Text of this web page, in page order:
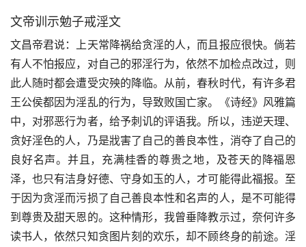
文帝训示勉子戒淫文
文昌帝君说：上天常降祸给贪淫的人，而且报应很快。倘若
有人不怕报应，对自己的邪淫行为，依然不加检点改过，则
此人随时都会遭受灾殃的降临。从前，春秋时代，有许多君
王公侯都因为淫乱的行为，导致败国亡家。《诗经》风雅篇
中，对邪恶行为者，给予刺讥的评语我。所以，违逆天理、
贪好淫色的人，乃是戕害了自己的善良本性，消夺了自己的
良好名声。并且，充满桂香的尊贵之地，及苍天的降福恩
泽，也只有洁身好德、守身如玉的人，才可能得此福报。至
于因为贪淫而污损了自己善良本性和名声的人，是不可能得
到尊贵及甜天恩的。这种情形，我曾垂降教示过，奈何许多
读书人，依然只知贪图片刻的欢乐，却不顾终身的前途。淫